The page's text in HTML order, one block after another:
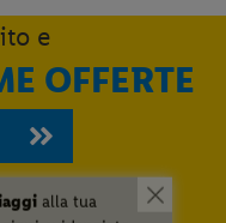
e
OFFERTE